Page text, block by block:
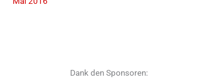
Dank den Sponsoren: